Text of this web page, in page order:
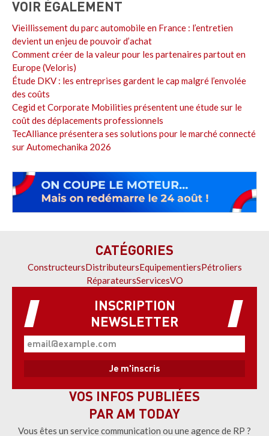
VOIR ÉGALEMENT
Vieillissement du parc automobile en France : l’entretien
devient un enjeu de pouvoir d’achat
Comment créer de la valeur pour les partenaires partout en
Europe (Veloris)
Étude DKV : les entreprises gardent le cap malgré l’envolée
des coûts
Cegid et Corporate Mobilities présentent une étude sur le
coût des déplacements professionnels
TecAlliance présentera ses solutions pour le marché connecté
sur Automechanika 2026
CATÉGORIES
ConstructeursDistributeursEquipementiersPétroliers
RéparateursServicesVO
INSCRIPTION
NEWSLETTER
VOS INFOS PUBLIÉES
PAR AM TODAY
Vous êtes un service communication ou une agence de RP ?